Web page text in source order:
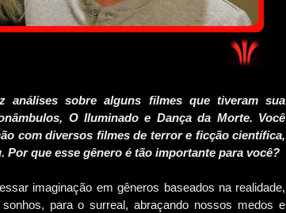
sobre alguns filmes que tiveram sua
O Iluminado e Dança da Morte. Você
com diversos filmes de terror e ficção científica,
que esse gênero é tão importante para você?
imaginação em gêneros baseados na realidade,
para o surreal, abraçando nossos medos e